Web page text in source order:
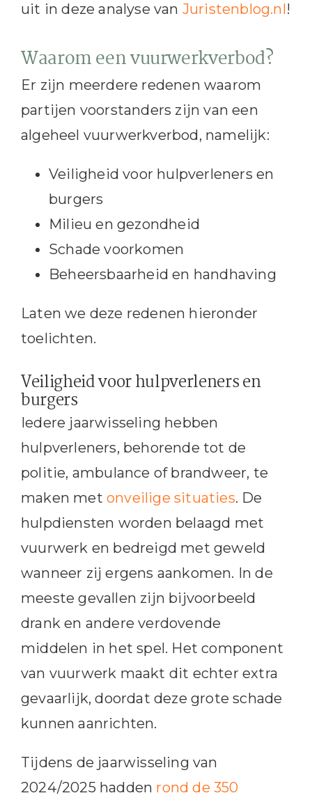
uit in deze analyse van Juristenblog.nl!
Waarom een vuurwerkverbod?
Er zijn meerdere redenen waarom
partijen voorstanders zijn van een
algeheel vuurwerkverbod, namelijk:
Veiligheid voor hulpverleners en
burgers
Milieu en gezondheid
Schade voorkomen
Beheersbaarheid en handhaving
Laten we deze redenen hieronder
toelichten.
Veiligheid voor hulpverleners en
burgers
Iedere jaarwisseling hebben
hulpverleners, behorende tot de
politie, ambulance of brandweer, te
maken met onveilige situaties. De
hulpdiensten worden belaagd met
vuurwerk en bedreigd met geweld
wanneer zij ergens aankomen. In de
meeste gevallen zijn bijvoorbeeld
drank en andere verdovende
middelen in het spel. Het component
van vuurwerk maakt dit echter extra
gevaarlijk, doordat deze grote schade
kunnen aanrichten.
Tijdens de jaarwisseling van
2024/2025 hadden rond de 350